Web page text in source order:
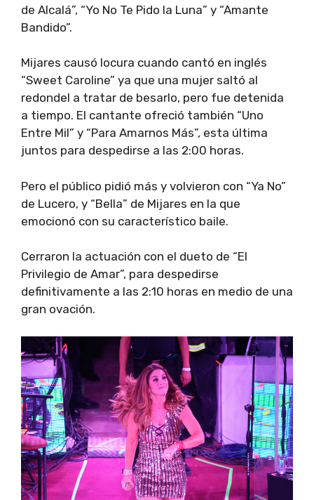
de Alcalá”, “Yo No Te Pido la Luna” y “Amante
Bandido”.
Mijares causó locura cuando cantó en inglés
“Sweet Caroline” ya que una mujer saltó al
redondel a tratar de besarlo, pero fue detenida
a tiempo. El cantante ofreció también “Uno
Entre Mil” y “Para Amarnos Más”, esta última
juntos para despedirse a las 2:00 horas.
Pero el público pidió más y volvieron con “Ya No”
de Lucero, y “Bella” de Mijares en la que
emocionó con su característico baile.
Cerraron la actuación con el dueto de “El
Privilegio de Amar”, para despedirse
definitivamente a las 2:10 horas en medio de una
gran ovación.